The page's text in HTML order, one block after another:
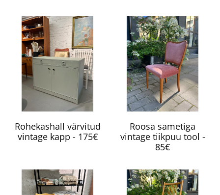
Rohekashall värvitud
vintage kapp - 175€
Roosa sametiga
vintage tiikpuu tool -
85€